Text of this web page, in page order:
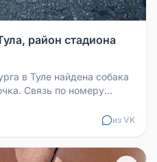
район стадиона
в Туле найдена собака
Связь по номеру
из VK